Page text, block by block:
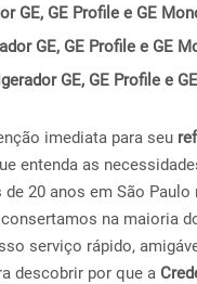
GE, GE Profile e GE
GE, GE Profile e GE
GE, GE Profile e
imediata para seu
entenda as
20 anos em São
na maioria
serviço rápido,
descobrir por que a